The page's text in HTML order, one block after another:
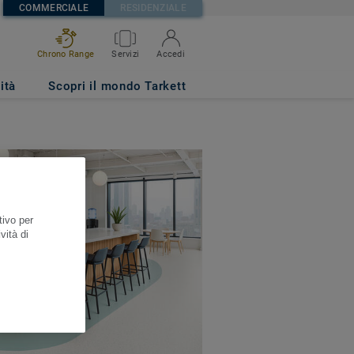
COMMERCIALE RESIDENZIALE
Chrono Range Servizi Accedi
Scopri il mondo Tarkett
per
di